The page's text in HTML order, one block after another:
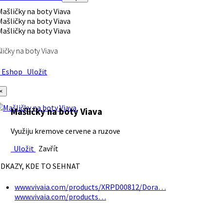
na boty Viava
Uložit
Mašličky na boty Viava
Využiju kremove cervene a ruzove
Uložit Zavřít
KDE TO SEHNAT
www.vivaia.com/products/XRPD00812/Dora…
www.vivaia.com/products…